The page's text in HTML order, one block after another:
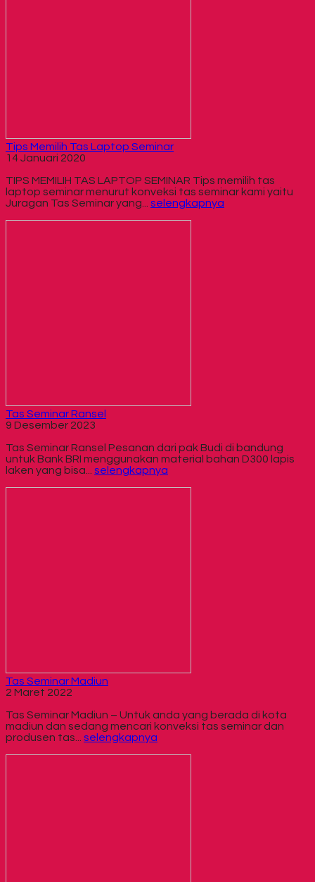
Tips Memilih Tas Laptop Seminar
14 Januari 2020
TIPS MEMILIH TAS LAPTOP SEMINAR Tips memilih tas
laptop seminar menurut konveksi tas seminar kami yaitu
Juragan Tas Seminar yang... selengkapnya
Tas Seminar Ransel
9 Desember 2023
Tas Seminar Ransel Pesanan dari pak Budi di bandung
untuk Bank BRI menggunakan material bahan D300 lapis
laken yang bisa... selengkapnya
Tas Seminar Madiun
2 Maret 2022
Tas Seminar Madiun – Untuk anda yang berada di kota
madiun dan sedang mencari konveksi tas seminar dan
produsen tas... selengkapnya